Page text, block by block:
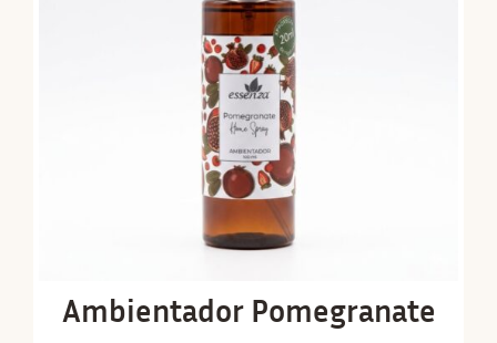
Ambientador Pomegranate